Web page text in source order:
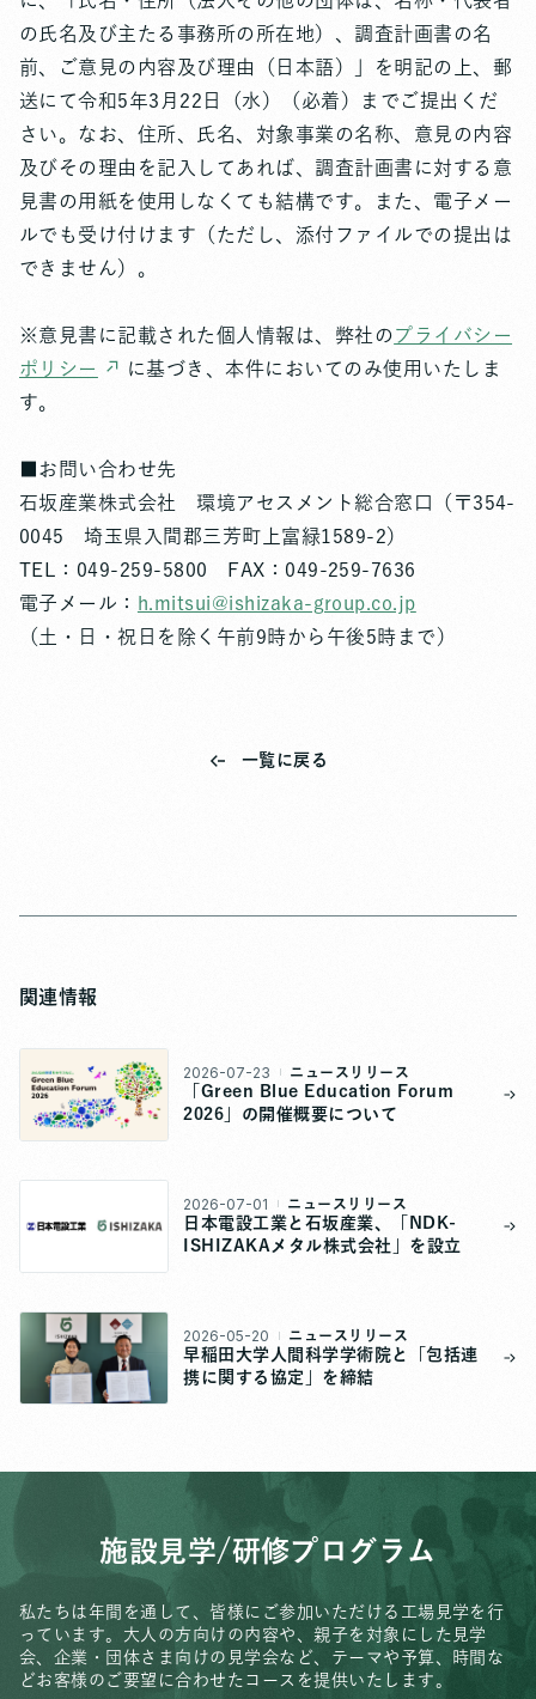
の氏名及び主たる事務所の所在地）、調査計画書の名
前、ご意見の内容及び理由（日本語）」を明記の上、郵
送にて令和5年3月22日（水）（必着）までご提出くだ
さい。なお、住所、氏名、対象事業の名称、意見の内容
及びその理由を記入してあれば、調査計画書に対する意
見書の用紙を使用しなくても結構です。また、電子メー
ルでも受け付けます（ただし、添付ファイルでの提出は
できません）。
※意見書に記載された個人情報は、弊社のプライバシー
ポリシー
に基づき、本件においてのみ使用いたしま
す。
■お問い合わせ先
石坂産業株式会社 環境アセスメント総合窓口（〒354-
0045 埼玉県入間郡三芳町上富緑1589-2）
TEL：049-259-5800 FAX：049-259-7636
電子メール：
h.mitsui@ishizaka-group.co.jp
（土・日・祝日を除く午前9時から午後5時まで）
一覧に戻る
関連情報
2026-07-23 ニュースリリース
「Green Blue Education Forum
2026」の開催概要について
2026-07-01 ニュースリリース
日本電設工業と石坂産業、「NDK-
ISHIZAKAメタル株式会社」を設立
2026-05-20 ニュースリリース
早稲田大学人間科学学術院と「包括連
携に関する協定」を締結
施設見学/研修プログラム
私たちは年間を通して、皆様にご参加いただける工場見学を行
っています。 大人の方向けの内容や、親子を対象にした見学
会、 企業・団体さま向けの見学会など、 テーマや予算、時間な
どお客様のご要望に合わせたコースを提供いたします。